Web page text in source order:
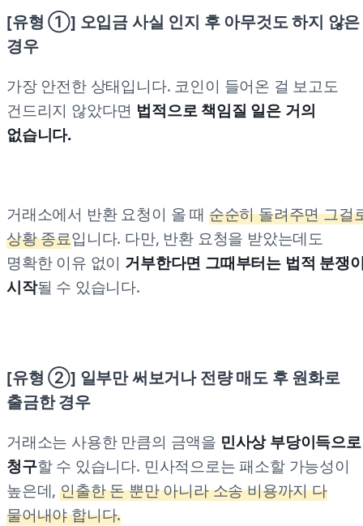
[유형 ①] 오입금 사실 인지 후 아무것도 하지 않은
경우
가장 안전한 상태입니다. 코인이 들어온 걸 보고도
건드리지 않았다면 법적으로 책임질 일은 거의
없습니다.
거래소에서 반환 요청이 올 때 순순히 돌려주면 그걸
상황 종료입니다. 다만, 반환 요청을 받았는데도
명확한 이유 없이 거부한다면 그때부터는 법적 분쟁
시작될 수 있습니다.
[유형 ②] 일부만 써보거나 전량 매도 후 원화로
출금한 경우
거래소는 사용한 만큼의 금액을 민사상 부당이득으로
청구할 수 있습니다. 민사적으로는 패소할 가능성이
높은데,인출한 돈 뿐만 아니라 소송 비용까지 다
물어내야 합니다.